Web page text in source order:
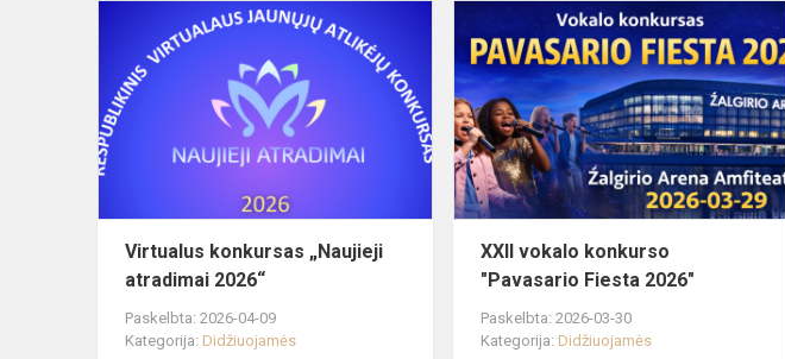
Virtualus
konkursas
„Naujieji
atradimai
2026“
Virtualus konkursas „Naujieji
atradimai 2026“
Paskelbta: 2026-04-09
Kategorija: Didžiuojamės
XXII vokalo konkurso
"Pavasario Fiesta 2026"
Paskelbta: 2026-03-30
Kategorija: Didžiuojamės